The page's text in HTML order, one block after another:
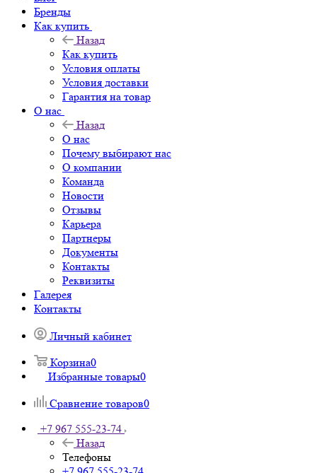
Бренды
Как купить
Назад
Как купить
Условия оплаты
Условия доставки
Гарантия на товар
О нас
Назад
О нас
Почему выбирают нас
О компании
Команда
Новости
Отзывы
Карьера
Партнеры
Документы
Контакты
Реквизиты
Галерея
Контакты
Личный кабинет
Корзина0
Избранные товары0
Сравнение товаров0
+7 967 555-23-74
Назад
Телефоны